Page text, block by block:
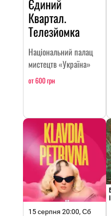
Єдиний
Квартал.
Телезйомка
Національний палац
мистецтв «Україна»
от 600 грн
15 серпня 20:00, Сб